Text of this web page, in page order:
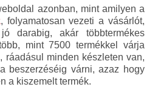
azonban, mint amilyen a
, folyamatosan vezeti a vásárlót,
darabig, akár többtermékes
mint 7500 termékkel várja
ráadásul minden készleten van,
beszerzéséig várni, azaz hogy
a kiszemelt termék.